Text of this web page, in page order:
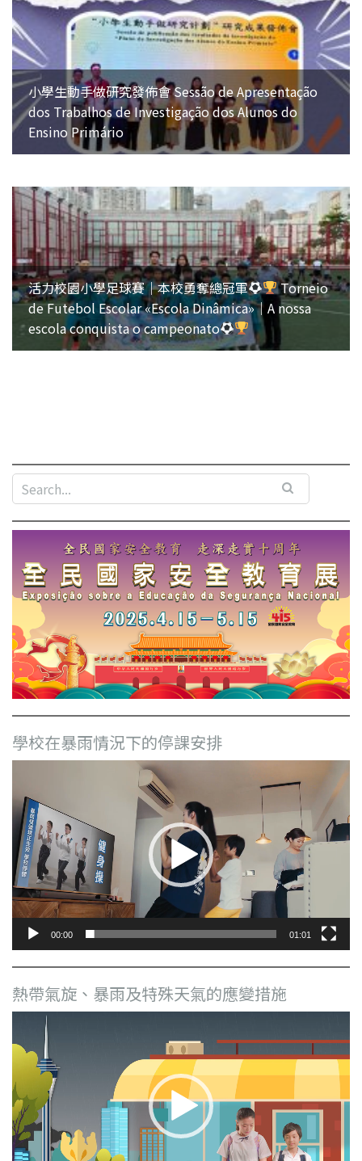
小學生動手做研究發佈會 Sessão de Apresentação
dos Trabalhos de Investigação dos Alunos do
Ensino Primário
活力校園小學足球賽｜本校勇奪總冠軍
Torneio
de Futebol Escolar «Escola Dinâmica»｜A nossa
escola conquista o campeonato
學校在暴雨情況下的停課安排
播
放
器
00:00 01:01
熱帶氣旋、暴雨及特殊天氣的應變措施
訊
放
器